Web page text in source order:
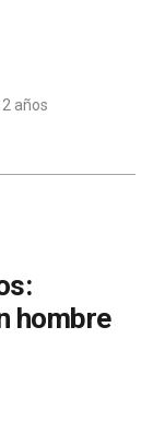
años
hombre